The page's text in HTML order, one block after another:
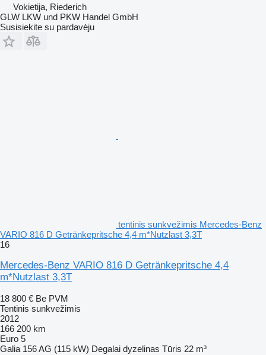
Vokietija, Riederich
GLW LKW und PKW Handel GmbH
Susisiekite su pardavėju
tentinis sunkvežimis Mercedes-Benz
VARIO 816 D Getränkepritsche 4,4 m*Nutzlast 3,3T
16
Mercedes-Benz VARIO 816 D Getränkepritsche 4,4
m*Nutzlast 3,3T
18 800 € Be PVM
Tentinis sunkvežimis
2012
166 200 km
Euro 5
Galia 156 AG (115 kW) Degalai dyzelinas Tūris 22 m³